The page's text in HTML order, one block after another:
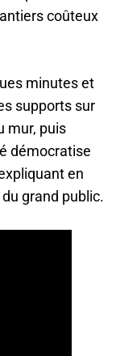
coûteux
minutes et
supports sur
mur, puis
démocratise
en
grand public.